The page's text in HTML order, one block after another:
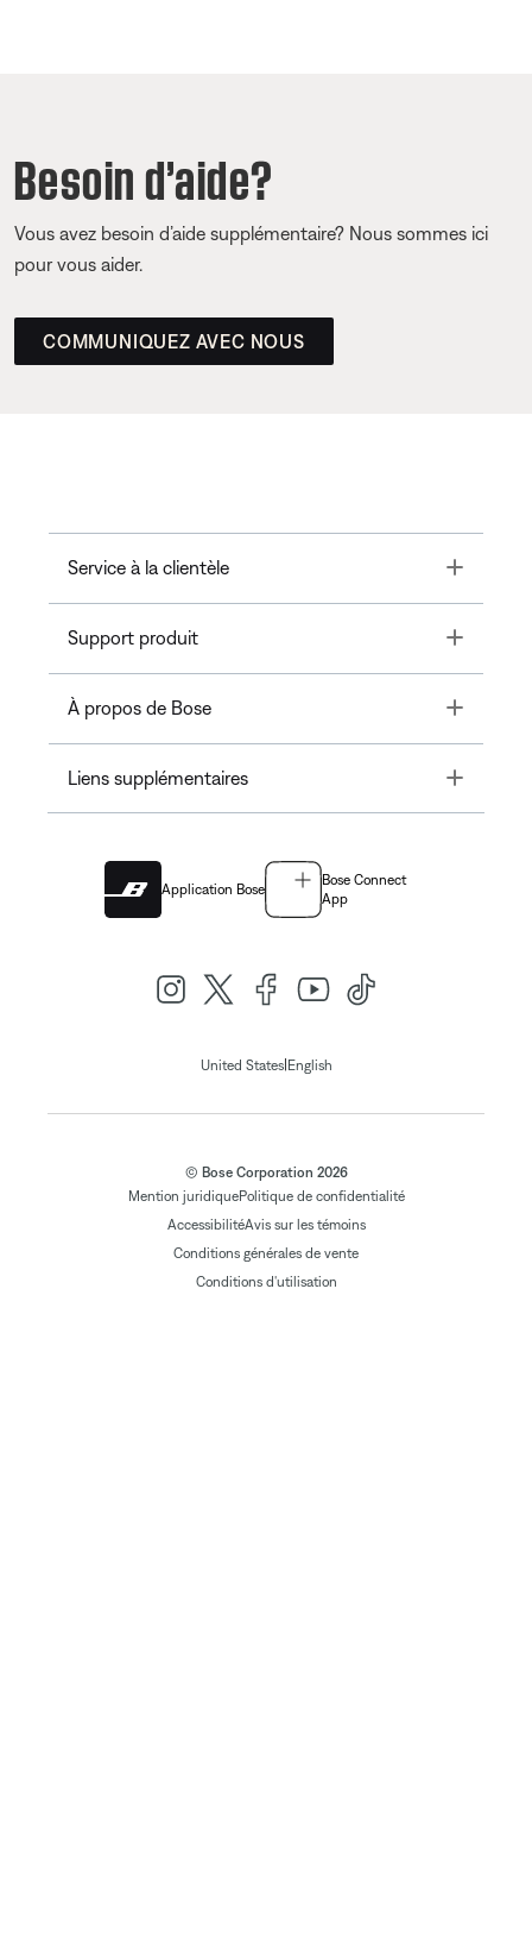
Besoin d’aide?
Vous avez besoin d’aide supplémentaire? Nous sommes ici
pour vous aider.
COMMUNIQUEZ AVEC NOUS
Service à la clientèle Toggle
Support produit Toggle
À propos de Bose Toggle
Liens supplémentaires Toggle
Application Bose
Bose Connect
App
United States| English
© Bose Corporation 2026
Mention juridiquePolitique de confidentialité
AccessibilitéAvis sur les témoins
Conditions générales de vente
Conditions d'utilisation